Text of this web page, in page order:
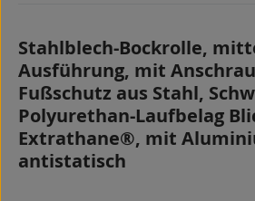
Stahlblech-Bockrolle,
Ausführung, mit
Fußschutz aus Stahl,
Polyurethan-Laufbelag
Extrathane®, mit
antistatisch